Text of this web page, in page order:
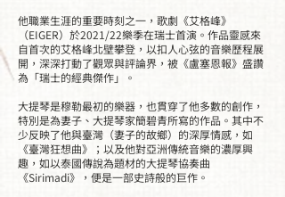
他職業生涯的重要時刻之一，歌劇《艾格峰》
（EIGER）於2021/22樂季在瑞士首演。作品靈感來
自首次的艾格峰北壁攀登，以扣人心弦的音樂歷程展
開，深深打動了觀眾與評論界，被《盧塞恩報》盛讚
為「瑞士的經典傑作」。
大提琴是穆勒最初的樂器，也貫穿了他多數的創作，
特別是為妻子、大提琴家簡碧青所寫的作品。其中不
少反映了他與臺灣（妻子的故鄉）的深厚情感，如
《臺灣狂想曲》；以及他對亞洲傳統音樂的濃厚興
趣，如以泰國傳說為題材的大提琴協奏曲
《Sirimadi》，便是一部史詩般的巨作。